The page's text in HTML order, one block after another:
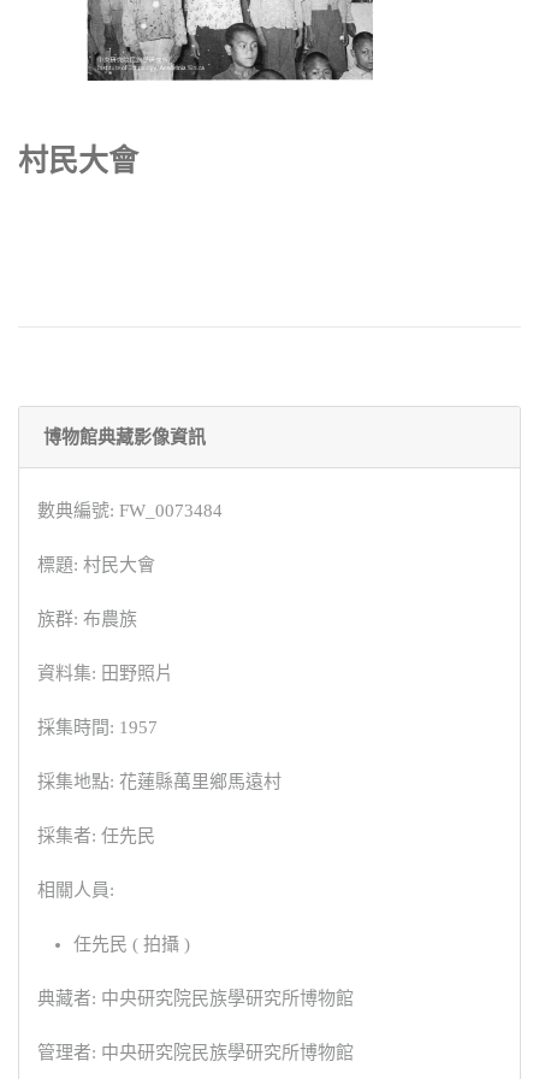
村民大會
博物館典藏影像資訊
數典編號: FW_0073484
標題: 村民大會
族群: 布農族
資料集: 田野照片
採集時間: 1957
採集地點: 花蓮縣萬里鄉馬遠村
採集者: 任先民
相關人員:
任先民 ( 拍攝 )
典藏者: 中央研究院民族學研究所博物館
管理者: 中央研究院民族學研究所博物館